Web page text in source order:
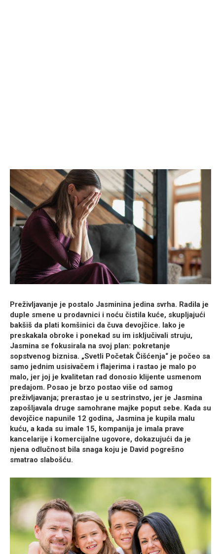
Preživljavanje je postalo Jasminina jedina svrha. Radila je
duple smene u prodavnici i noću čistila kuće, skupljajući
bakšiš da plati komšinici da čuva devojčice. Iako je
preskakala obroke i ponekad su im isključivali struju,
Jasmina se fokusirala na svoj plan: pokretanje
sopstvenog biznisa. „Svetli Početak Čišćenja“ je počeo sa
samo jednim usisivačem i flajerima i rastao je malo po
malo, jer joj je kvalitetan rad donosio klijente usmenom
predajom. Posao je brzo postao više od samog
preživljavanja; prerastao je u sestrinstvo, jer je Jasmina
zapošljavala druge samohrane majke poput sebe. Kada su
devojčice napunile 12 godina, Jasmina je kupila malu
kuću, a kada su imale 15, kompanija je imala prave
kancelarije i komercijalne ugovore, dokazujući da je
njena odlučnost bila snaga koju je David pogrešno
smatrao slabošću.